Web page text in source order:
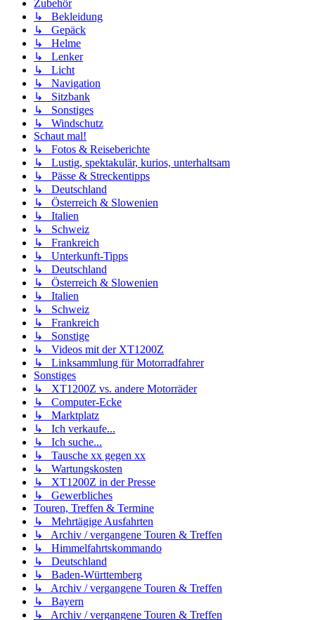
Zubehör
↳ Bekleidung
↳ Gepäck
↳ Helme
↳ Lenker
↳ Licht
↳ Navigation
↳ Sitzbank
↳ Sonstiges
↳ Windschutz
Schaut mal!
↳ Fotos & Reiseberichte
↳ Lustig, spektakulär, kurios, unterhaltsam
↳ Pässe & Streckentipps
↳ Deutschland
↳ Österreich & Slowenien
↳ Italien
↳ Schweiz
↳ Frankreich
↳ Unterkunft-Tipps
↳ Deutschland
↳ Österreich & Slowenien
↳ Italien
↳ Schweiz
↳ Frankreich
↳ Sonstige
↳ Videos mit der XT1200Z
↳ Linksammlung für Motorradfahrer
Sonstiges
↳ XT1200Z vs. andere Motorräder
↳ Computer-Ecke
↳ Marktplatz
↳ Ich verkaufe...
↳ Ich suche...
↳ Tausche xx gegen xx
↳ Wartungskosten
↳ XT1200Z in der Presse
↳ Gewerbliches
Touren, Treffen & Termine
↳ Mehrtägige Ausfahrten
↳ Archiv / vergangene Touren & Treffen
↳ Himmelfahrtskommando
↳ Deutschland
↳ Baden-Württemberg
↳ Archiv / vergangene Touren & Treffen
↳ Bayern
↳ Archiv / vergangene Touren & Treffen